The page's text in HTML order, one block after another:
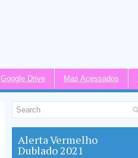
Google Drive Mas Acessados
Alerta Vermelho
Dublado 2021